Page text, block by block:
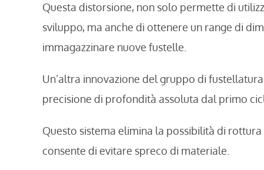
Questa distorsione, non solo permette di
sviluppo, ma anche di ottenere un range di
immagazzinare nuove fustelle.
Un’altra innovazione del gruppo di
precisione di profondità assoluta dal primo
Questo sistema elimina la possibilità di
consente di evitare spreco di materiale.